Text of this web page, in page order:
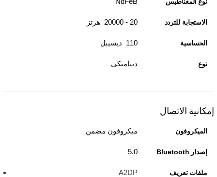
الاستجابة للتردد 20 - 20000 هرتز
الحساسية 110 ديسيبل
نوع ديناميكي
إمكانية الاتصال
الميكروفون ميكروفون مضمن
إصدار Bluetooth 5.0
ملفات تعريف
A2DP